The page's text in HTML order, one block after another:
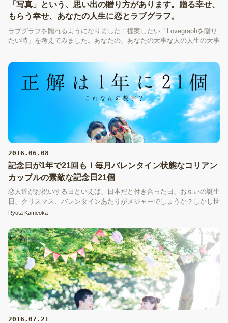
「写真」という、思い出の贈り方があります。贈る幸せ、
もらう幸せ、あなたの人生に恋とラブグラフ。
ラブグラフを贈れるようになりました！提案したい「Lovegraphを贈り
たい時」を考えてみました。あなたの、あなたの大事な人の人生の大事
2016.06.08
記念日が1年で21回も！毎月バレンタイン状態なコリアン
カップルの素敵な記念日21個
恋人達がお祝いする日といえば、日本だと付き合った日、お互いの誕生
日、クリスマス、バレンタインあたりがメジャーでしょうか？しかし世
の中にはまだまだ記念日がたくさん。知っておくと毎月がバレンタイン
な記念日をまとめました。
Ryota Kameoka
2016.07.21